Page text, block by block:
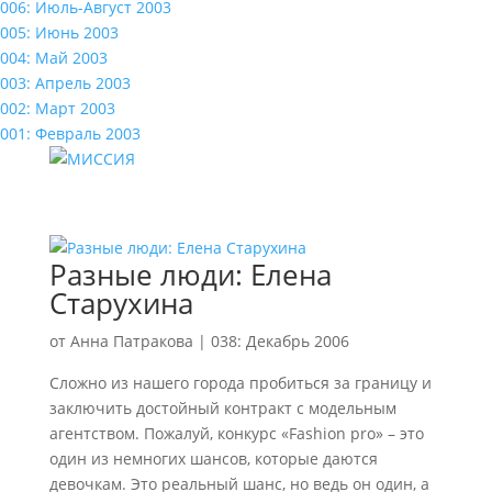
006: Июль-Август 2003
005: Июнь 2003
004: Май 2003
003: Апрель 2003
002: Март 2003
001: Февраль 2003
Разные люди: Елена
Старухина
от Анна Патракова | 038: Декабрь 2006
Сложно из нашего города пробиться за границу и
заключить достойный контракт с модельным
агентством. Пожалуй, конкурс «Fashion pro» – это
один из немногих шансов, которые даются
девочкам. Это реальный шанс, но ведь он один, а